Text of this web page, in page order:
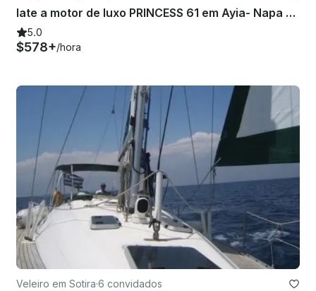
Iate a motor de luxo PRINCESS 61 em Ayia- Napa e Blue Lagoon
5.0
$578+/hora
Veleiro em Sotira·6 convidados